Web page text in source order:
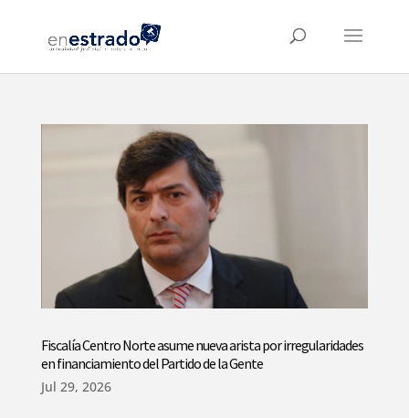
Fiscalía Centro Norte asume nueva arista por irregularidades
en financiamiento del Partido de la Gente
Jul 29, 2026